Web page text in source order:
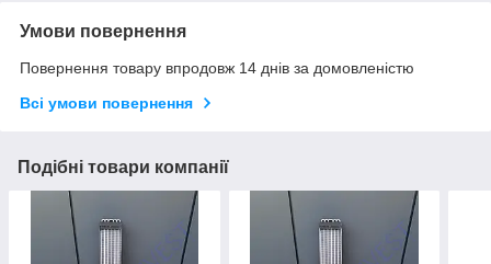
Умови повернення
Повернення товару впродовж 14 днів за домовленістю
Всі умови повернення
Подібні товари компанії